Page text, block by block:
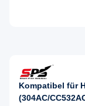
Kompatibel für
(304AC/